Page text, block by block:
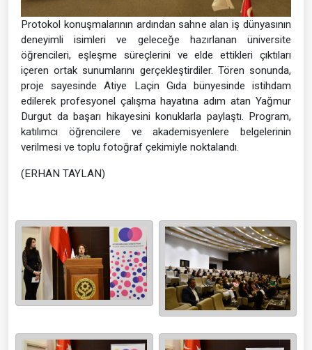
Protokol konuşmalarının ardından sahne alan iş dünyasının
deneyimli isimleri ve geleceğe hazırlanan üniversite
öğrencileri, eşleşme süreçlerini ve elde ettikleri çıktıları
içeren ortak sunumlarını gerçekleştirdiler. Tören sonunda,
proje sayesinde Atiye Laçin Gıda bünyesinde istihdam
edilerek profesyonel çalışma hayatına adım atan Yağmur
Durgut da başarı hikayesini konuklarla paylaştı. Program,
katılımcı öğrencilere ve akademisyenlere belgelerinin
verilmesi ve toplu fotoğraf çekimiyle noktalandı.
(ERHAN TAYLAN)